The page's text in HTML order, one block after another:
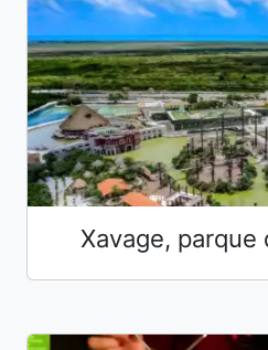
Xavage, parque